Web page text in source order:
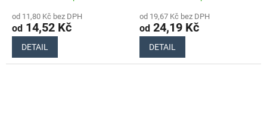
od 11,80 Kč bez DPH
od 14,52 Kč
DETAIL
od 19,67 Kč bez DPH
od 24,19 Kč
DETAIL